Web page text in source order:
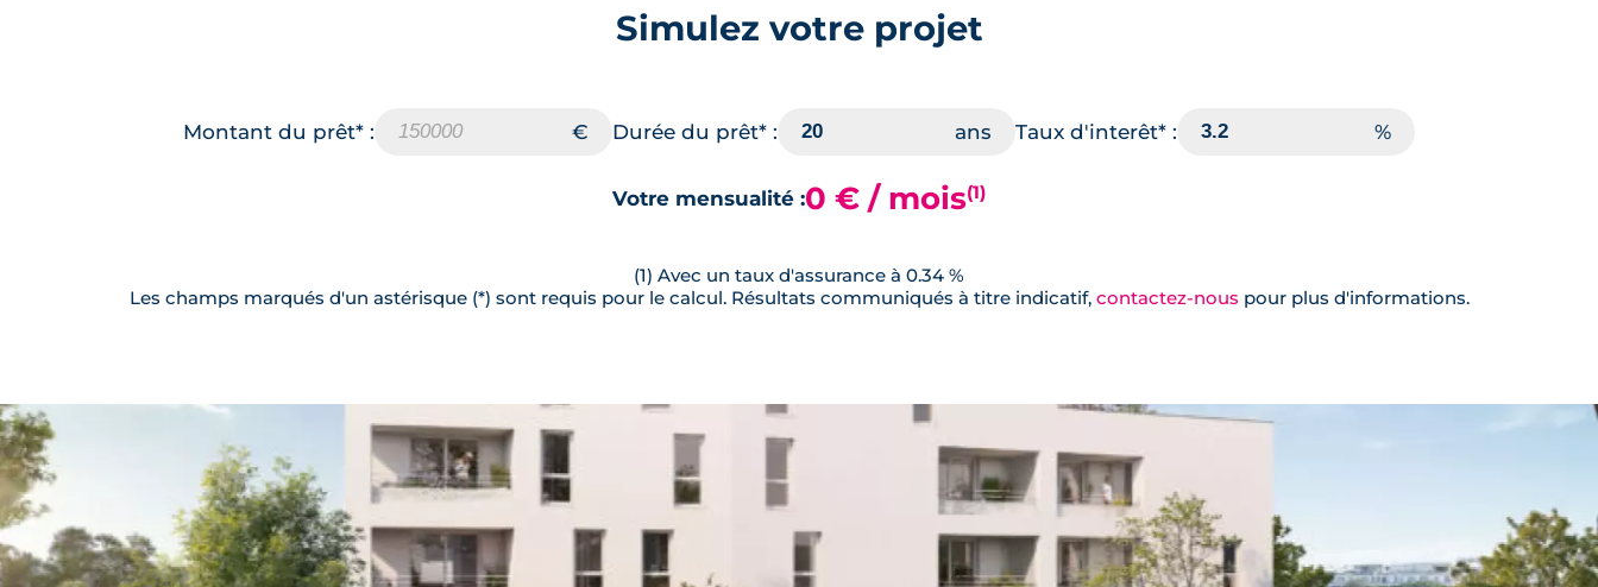
Simulez votre projet
Montant du prêt* : Durée du prêt* : Taux d'interêt* :
Votre mensualité :0 € / mois(1)
(1) Avec un taux d'assurance à 0.34 %
Les champs marqués d'un astérisque (*) sont requis pour le calcul. Résultats communiqués à titre indicatif, contactez-nous pour plus d'informations.